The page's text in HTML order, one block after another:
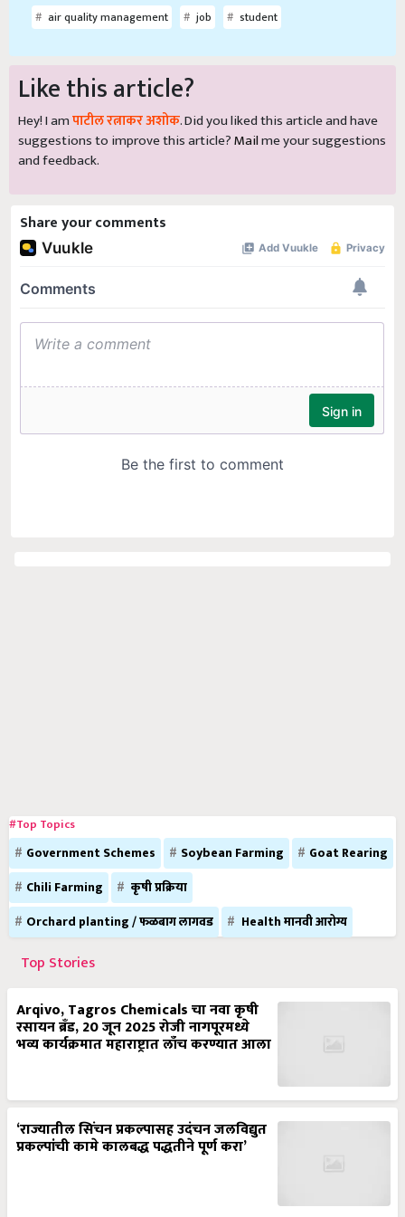
air quality management job student
Like this article?
Hey! I amपाटील रत्नाकर अशोक. Did you liked this article and have
suggestions to improve this article?Mailme your suggestions
and feedback.
Share your comments
#Top Topics
Government Schemes Soybean Farming
Goat Rearing
Chili Farming
कृषी प्रक्रिया
Orchard planting / फळबाग लागवड
Health मानवी आरोग्य
Top Stories
Arqivo, Tagros Chemicals चा नवा कृषी
रसायन ब्रँड, 20 जून 2025 रोजी नागपूरमध्ये
भव्य कार्यक्रमात महाराष्ट्रात लाँच करण्यात आला
‘राज्यातील सिंचन प्रकल्पासह उदंचन जलविद्युत
प्रकल्पांची कामे कालबद्ध पद्धतीने पूर्ण करा’